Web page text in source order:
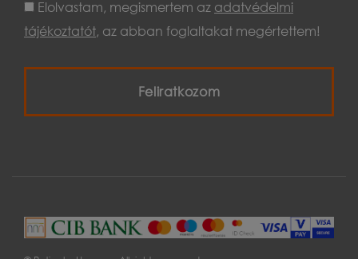
Elolvastam, megismertem az adatvédelmi
tájékoztatót, az abban foglaltakat megértettem!